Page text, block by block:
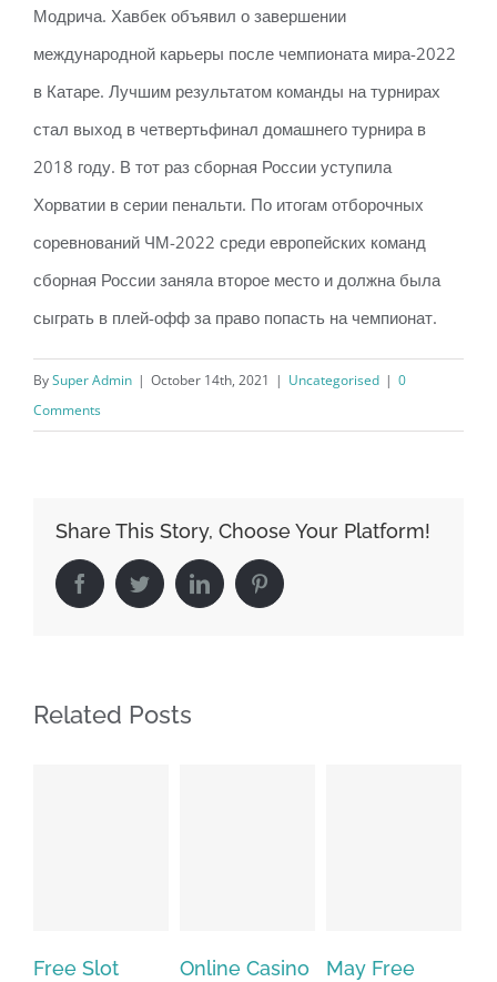
Модрича. Хавбек объявил о завершении
международной карьеры после чемпионата мира-2022
в Катаре. Лучшим результатом команды на турнирах
стал выход в четвертьфинал домашнего турнира в
2018 году. В тот раз сборная России уступила
Хорватии в серии пенальти. По итогам отборочных
соревнований ЧМ-2022 среди европейских команд
сборная России заняла второе место и должна была
сыграть в плей-офф за право попасть на чемпионат.
BySuper Admin | October 14th, 2021 | Uncategorised | 0
Comments
Share This Story, Choose Your Platform!
FacebookTwitterLinkedIn Pinterest
Related Posts
Free Slot
Online Casino
May Free